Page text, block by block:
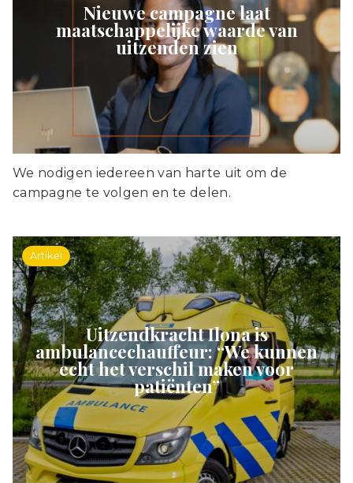
Nieuwe campagne laat
maatschappelijke waarde van
uitzenden zien
We nodigen iedereen van harte uit om de
campagne te volgen en te delen.
Artikel
Uitzendkracht Ilona is
ambulancechauffeur: “We kunnen
echt het verschil maken voor
patiënten”